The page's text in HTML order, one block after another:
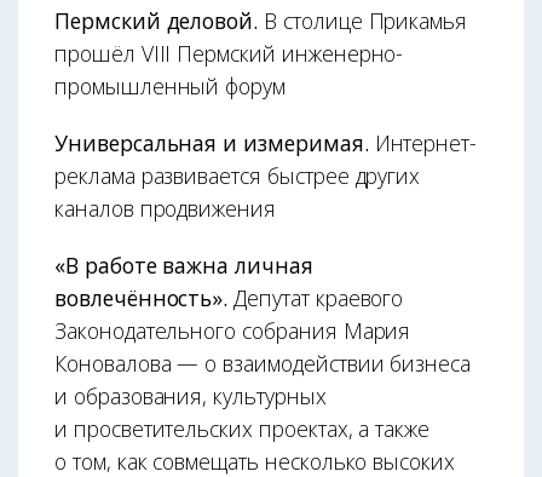
Пермский деловой. В столице Прикамья
прошёл VIII Пермский инженерно-
промышленный форум
Универсальная и измеримая. Интернет-
реклама развивается быстрее других
каналов продвижения
«В работе важна личная
вовлечённость». Депутат краевого
Законодательного собрания Мария
Коновалова — о взаимодействии бизнеса
и образования, культурных
и просветительских проектах, а также
о том, как совмещать несколько высоких